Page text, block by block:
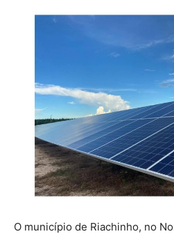
O município de Riachinho, no